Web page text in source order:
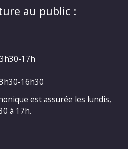
au public :
17h
16h30
est assurée les lundis,
à 17h.